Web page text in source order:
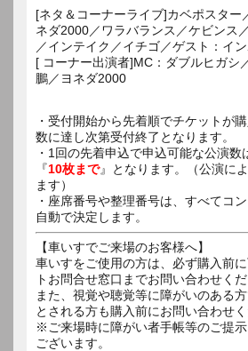
[ネタ＆コーナーライブ]カベポスター
ネダ2000／ワラバランス／ケビンス
／インテイク／イチゴ／ゲスト：イ
[ コーナー出演者]MC：ダブルヒガシ
鵬／ヨネダ2000
・受付開始から先着順でチケットが
数に達し次第受付終了となります。
・1回の先着申込で申込可能な公演数
『10枚まで』となります。（公演に
ます）
・座席番号や整理番号は、すべてコ
自動で決定します。
【車いすでご来場のお客様へ】
車いすをご使用の方は、必ず購入前
トお問合せ窓口までお問い合わせくだ
また、視覚や聴覚等に障がいのある
とされる方も購入前にお問い合わせく
※ご来場時に障がい者手帳等のご提
ございます。